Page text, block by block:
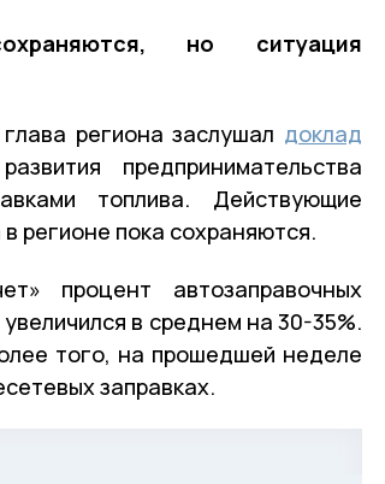
но ситуация
региона заслушал доклад
предпринимательства
топлива. Действующие
регионе пока сохраняются.
процент автозаправочных
в среднем на 30-35%.
того, на прошедшей неделе
заправках.